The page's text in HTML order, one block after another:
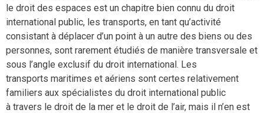
le droit des espaces est un chapitre bien connu du droit
international public, les transports, en tant qu’activité
consistant à déplacer d’un point à un autre des biens ou des
personnes, sont rarement étudiés de manière transversale et
sous l’angle exclusif du droit international. Les
transports maritimes et aériens sont certes relativement
familiers aux spécialistes du droit international public
à travers le droit de la mer et le droit de l’air, mais il n’en est